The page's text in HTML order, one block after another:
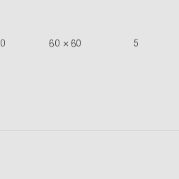
60 × 60 5